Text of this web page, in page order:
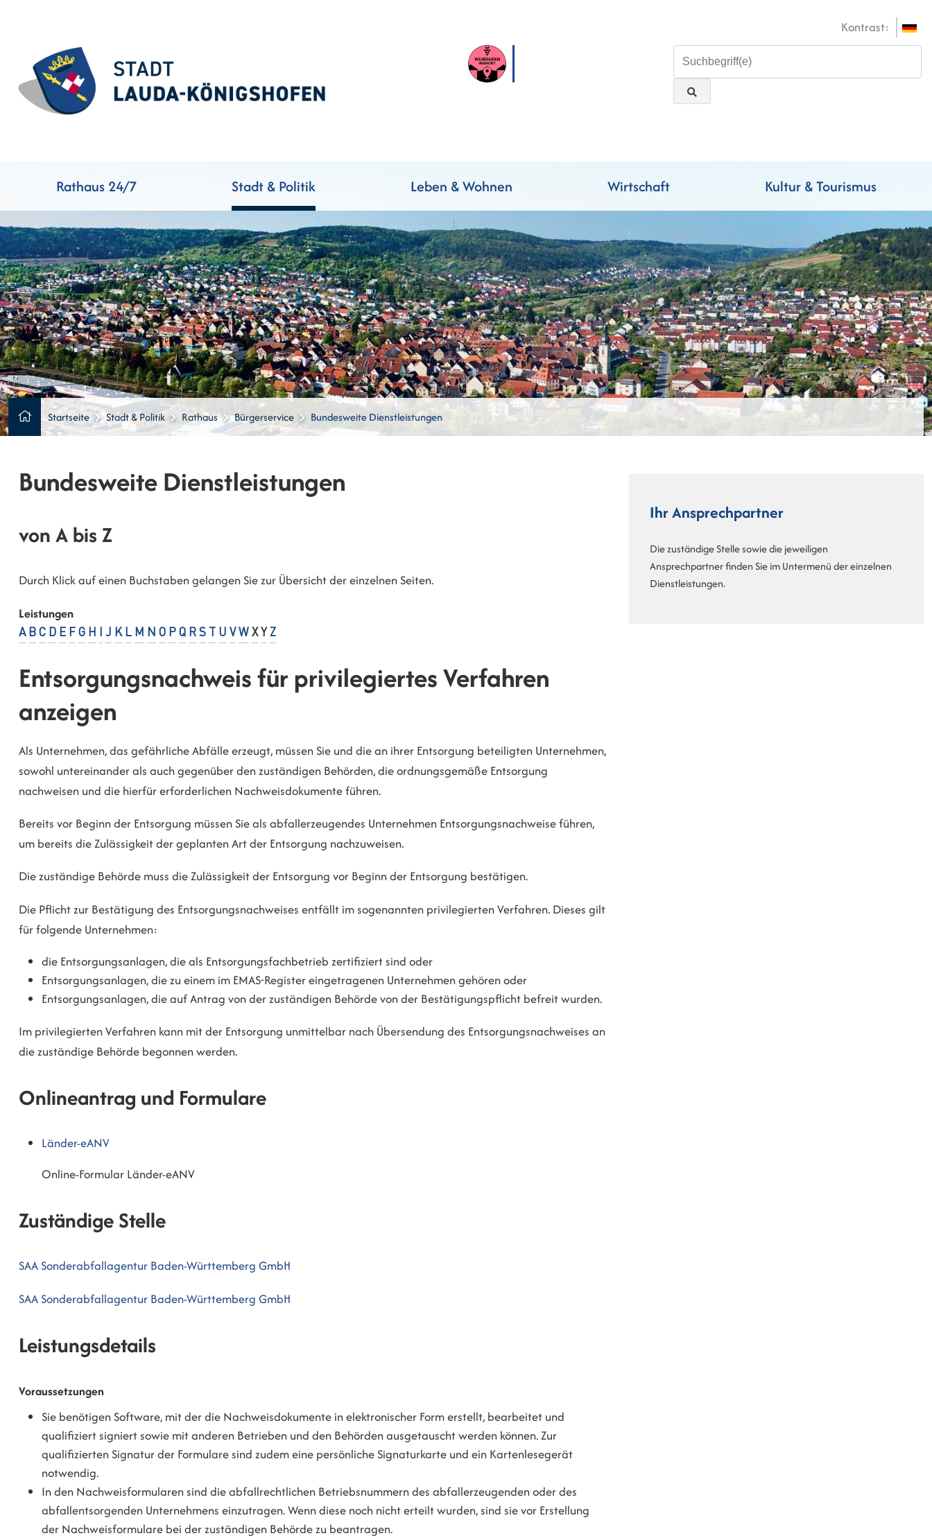
Kontrast:
Rathaus 24/7 Stadt & Politik Leben & Wohnen Wirtschaft Kultur & Tourismus
Startseite Stadt & Politik Rathaus Bürgerservice Bundesweite Dienstleistungen
Bundesweite Dienstleistungen
von A bis Z
Durch Klick auf einen Buchstaben gelangen Sie zur Übersicht der einzelnen Seiten.
Leistungen
A B C D E F G H J K L M N O P Q R S U V W X Y Z
Entsorgungsnachweis für privilegiertes Verfahren
anzeigen
Als Unternehmen, das gefährliche Abfälle erzeugt, müssen Sie und die an ihrer Entsorgung beteiligten Unternehmen,
sowohl untereinander als auch gegenüber den zuständigen Behörden, die ordnungsgemäße Entsorgung
nachweisen und die hierfür erforderlichen Nachweisdokumente führen.
Bereits vor Beginn der Entsorgung müssen Sie als abfallerzeugendes Unternehmen Entsorgungsnachweise führen,
um bereits die Zulässigkeit der geplanten Art der Entsorgung nachzuweisen.
Die zuständige Behörde muss die Zulässigkeit der Entsorgung vor Beginn der Entsorgung bestätigen.
Die Pflicht zur Bestätigung des Entsorgungsnachweises entfällt im sogenannten privilegierten Verfahren. Dieses gilt
für folgende Unternehmen:
die Entsorgungsanlagen, die als Entsorgungsfachbetrieb zertifiziert sind oder
Entsorgungsanlagen, die zu einem im EMAS-Register eingetragenen Unternehmen gehören oder
Entsorgungsanlagen, die auf Antrag von der zuständigen Behörde von der Bestätigungspflicht befreit wurden.
Im privilegierten Verfahren kann mit der Entsorgung unmittelbar nach Übersendung des Entsorgungsnachweises an
die zuständige Behörde begonnen werden.
Onlineantrag und Formulare
Länder-eANV
Online-Formular Länder-eANV
Zuständige Stelle
SAA Sonderabfallagentur Baden-Württemberg GmbH
SAA Sonderabfallagentur Baden-Württemberg GmbH
Leistungsdetails
Voraussetzungen
Sie benötigen Software, mit der die Nachweisdokumente in elektronischer Form erstellt, bearbeitet und
qualifiziert signiert sowie mit anderen Betrieben und den Behörden ausgetauscht werden können. Zur
qualifizierten Signatur der Formulare sind zudem eine persönliche Signaturkarte und ein Kartenlesegerät
notwendig.
In den Nachweisformularen sind die abfallrechtlichen Betriebsnummern des abfallerzeugenden oder des
abfallentsorgenden Unternehmens einzutragen. Wenn diese noch nicht erteilt wurden, sind sie vor Erstellung
der Nachweisformulare bei der zuständigen Behörde zu beantragen.
Ihr Ansprechpartner
Die zuständige Stelle sowie die jeweiligen
Ansprechpartner finden Sie im Untermenü der einzelnen
Dienstleistungen.